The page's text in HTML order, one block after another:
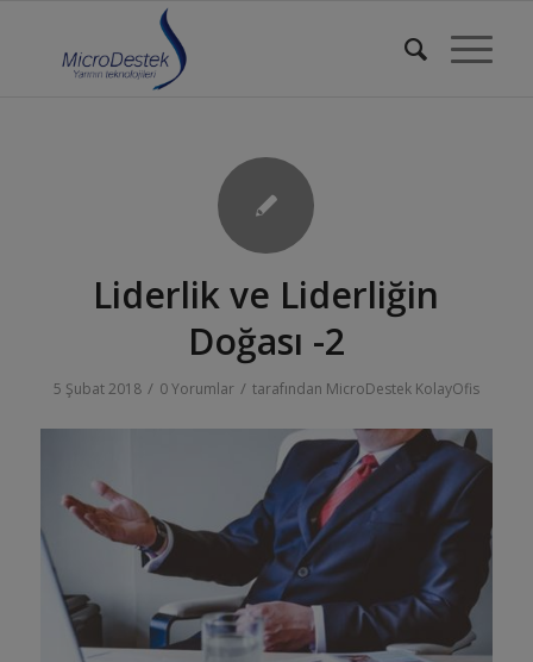
Liderlik ve Liderliğin
Doğası -2
5 Şubat 2018 / 0 Yorumlar / tarafından MicroDestek KolayOfis